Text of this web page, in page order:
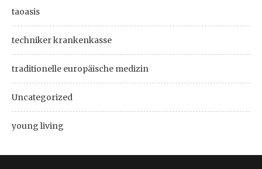
taoasis
techniker krankenkasse
traditionelle europäische medizin
Uncategorized
young living